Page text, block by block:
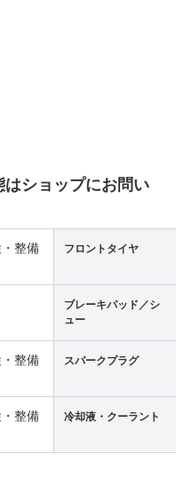
ショップにお問い
整備
フロントタイヤ
ブレーキパッド／シ
ュー
整備
スパークプラグ
整備
冷却液・クーラント